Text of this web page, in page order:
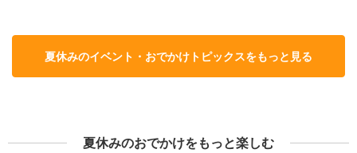
夏休みのイベント・おでかけトピックスをもっと見る
夏休みのおでかけをもっと楽しむ